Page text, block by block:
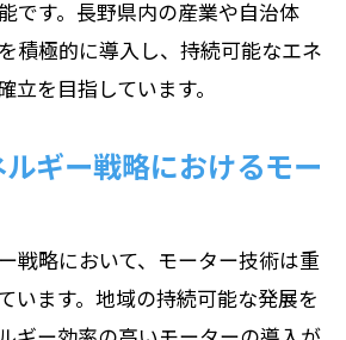
です。長野県内の産業や自治体
積極的に導入し、持続可能なエネ
立を目指しています。
ギー戦略におけるモー
戦略において、モーター技術は重
います。地域の持続可能な発展を